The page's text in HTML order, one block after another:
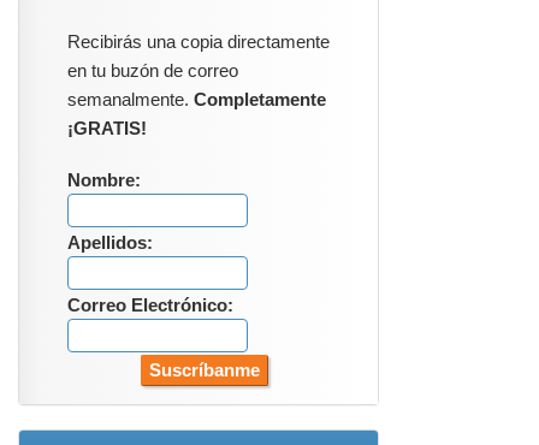
Recibirás una copia directamente
en tu buzón de correo
semanalmente. Completamente
¡GRATIS!
Nombre:
Apellidos:
Correo Electrónico: